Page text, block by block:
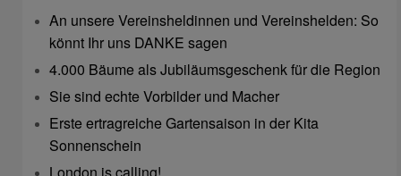
An unsere Vereinsheldinnen und Vereinshelden: So
könnt Ihr uns DANKE sagen
4.000 Bäume als Jubiläumsgeschenk für die Region
Sie sind echte Vorbilder und Macher
Erste ertragreiche Gartensaison in der Kita
Sonnenschein
London is calling!